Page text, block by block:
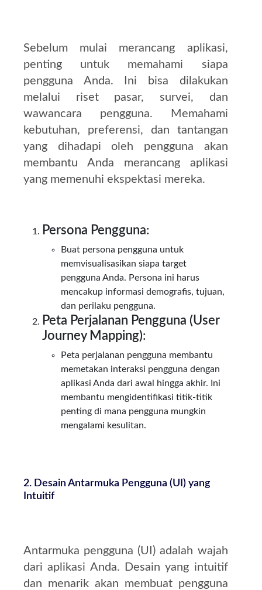
Sebelum mulai merancang aplikasi,
penting untuk memahami siapa
pengguna Anda. Ini bisa dilakukan
melalui riset pasar, survei, dan
wawancara pengguna. Memahami
kebutuhan, preferensi, dan tantangan
yang dihadapi oleh pengguna akan
membantu Anda merancang aplikasi
yang memenuhi ekspektasi mereka.
Persona Pengguna:
Buat persona pengguna untuk
memvisualisasikan siapa target
pengguna Anda. Persona ini harus
mencakup informasi demografis, tujuan,
dan perilaku pengguna.
Peta Perjalanan Pengguna (User
Journey Mapping):
Peta perjalanan pengguna membantu
memetakan interaksi pengguna dengan
aplikasi Anda dari awal hingga akhir. Ini
membantu mengidentifikasi titik-titik
penting di mana pengguna mungkin
mengalami kesulitan.
2. Desain Antarmuka Pengguna (UI) yang
Intuitif
Antarmuka pengguna (UI) adalah wajah
dari aplikasi Anda. Desain yang intuitif
dan menarik akan membuat pengguna